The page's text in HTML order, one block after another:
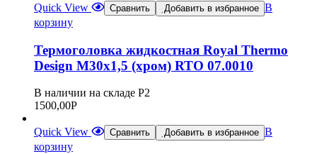
Quick View Сравнить Добавить в избранное В
корзину
Термоголовка жидкостная Royal Thermo
Design М30х1,5 (хром) RTO 07.0010
В наличии на складе Р2
1500,00Р
Quick View Сравнить Добавить в избранное В
корзину